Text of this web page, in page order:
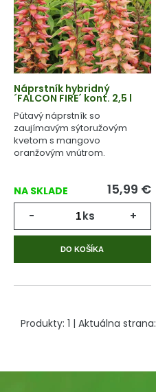
Náprstník hybridný
´FALCON FIRE´ kont. 2,5 l
Pútavý náprstník so
zaujímavým sýtoružovým
kvetom s mangovo
oranžovým vnútrom.
NA SKLADE 15,99 €
- ks +
DO KOŠÍKA
Produkty: 1 | Aktuálna strana: